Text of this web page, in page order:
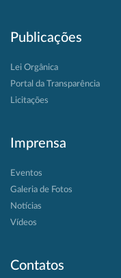
Publicações
Lei Orgânica
Portal da Transparência
Licitações
Imprensa
Eventos
Galeria de Fotos
Notícias
Vídeos
Contatos